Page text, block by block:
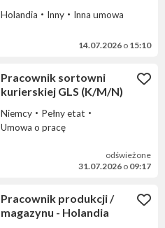
Holandia Inny Inna umowa
14.07.2026 o 15:10
Pracownik sortowni
kurierskiej GLS (K/M/N)
Niemcy
Pełny etat
Umowa o pracę
odświeżone
31.07.2026 o 09:17
Pracownik produkcji /
magazynu - Holandia